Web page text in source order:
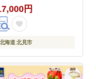
るさと納税 )【008-
】
円
北海道 北見市